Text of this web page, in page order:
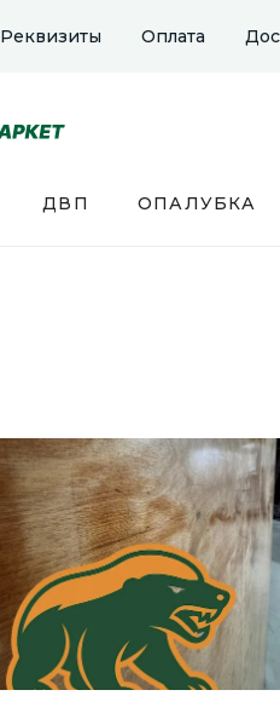
Реквизиты Оплата
ДВП ОПАЛУБКА